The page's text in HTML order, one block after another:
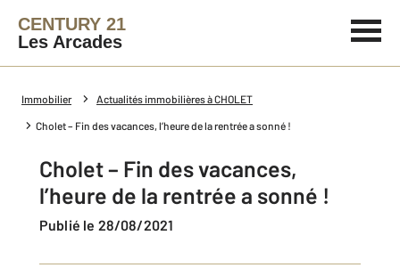
CENTURY 21
Les Arcades
Immobilier Actualités immobilières à CHOLET
Cholet – Fin des vacances, l’heure de la rentrée a sonné !
Cholet – Fin des vacances,
l’heure de la rentrée a sonné !
Publié le 28/08/2021